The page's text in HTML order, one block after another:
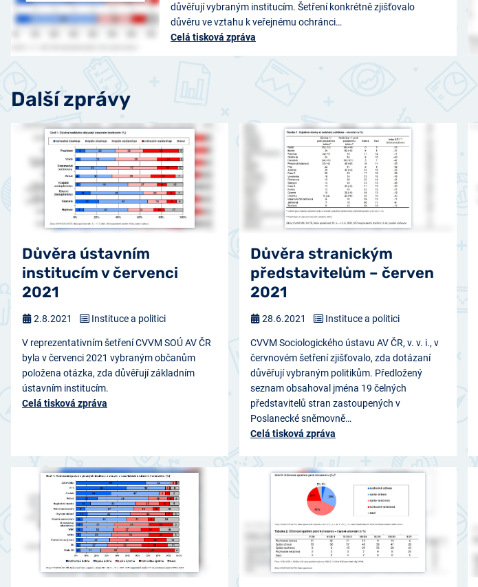
důvěřují vybraným institucím. Šetření konkrétně zjišťovalo
důvěru ve vztahu k veřejnému ochránci…
Celá tisková zpráva
Další zprávy
Důvěra ústavním
institucím v červenci
2021
V reprezentativním šetření CVVM SOÚ AV ČR
byla v červenci 2021 vybraným občanům
položena otázka, zda důvěřují základním
ústavním institucím.
Celá tisková zpráva
2.8.2021 Instituce a politici
Důvěra stranickým
představitelům – červen
2021
CVVM Sociologického ústavu AV ČR, v. v. i., v
červnovém šetření zjišťovalo, zda dotázaní
důvěřují vybraným politikům. Předložený
seznam obsahoval jména 19 čelných
představitelů stran zastoupených v
Poslanecké sněmovně…
Celá tisková zpráva
28.6.2021 Instituce a politici